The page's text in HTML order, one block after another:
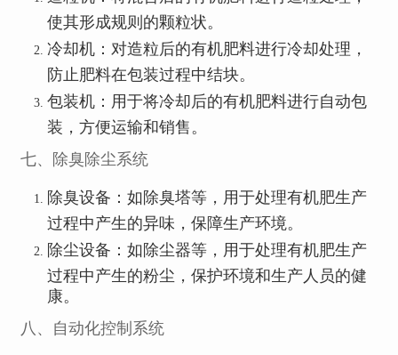
使其形成规则的颗粒状。
冷却机：对造粒后的有机肥料进行冷却处理，
防止肥料在包装过程中结块。
包装机：用于将冷却后的有机肥料进行自动包
装，方便运输和销售。
七、除臭除尘系统
除臭设备：如除臭塔等，用于处理有机肥生产
过程中产生的异味，保障生产环境。
除尘设备：如除尘器等，用于处理有机肥生产
过程中产生的粉尘，保护环境和生产人员的健
康。
八、自动化控制系统